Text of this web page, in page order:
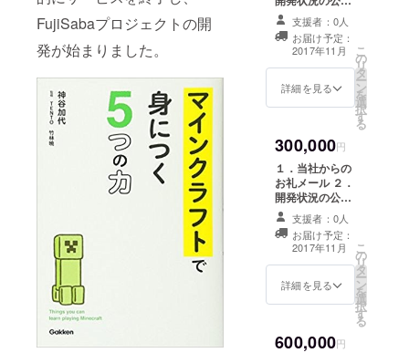
FujiSabaプロジェクトの開
発が始まりました。
は１，２，３番
のものです。
４，５番は準備
ができ次第発送
します。
３．FujiSabaク
ローズドβテス
ト３０日間無料
チケット（５
枚・メール送付
になります。）
５．FujiSabaオ
リジナルクリア
ファイル（４
枚） お届予定は
１，２，３番の
ものです。４，
５番は準備がで
き次第発送しま
す。
支援者：0人
お届け予定：
2017年11月
詳細を見る
こ
の
リ
タ
ー
ン
を
選
択
す
る
300,000円
１．当社からの
お礼メール ２．
開発状況の公開
３．FujiSabaク
ローズドβテス
ト永久無料チ
ケット（メール
送付になりま
す。） ４．
（２枚・メール
支援者：0人
お届け予定：
2017年11月
詳細を見る
こ
の
リ
タ
ー
ン
を
選
択
す
る
600,000円